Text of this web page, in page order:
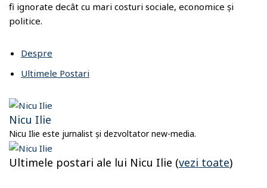
fi ignorate decât cu mari costuri sociale, economice și
politice.
Despre
Ultimele Postari
Nicu Ilie
Nicu Ilie este jurnalist și dezvoltator new-media.
Ultimele postari ale lui Nicu Ilie (vezi toate)